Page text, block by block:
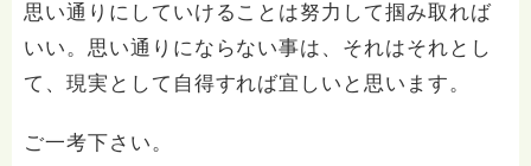
思い通りにしていけることは努力して掴み取れば
いい。思い通りにならない事は、それはそれとし
て、現実として自得すれば宜しいと思います。
ご一考下さい。